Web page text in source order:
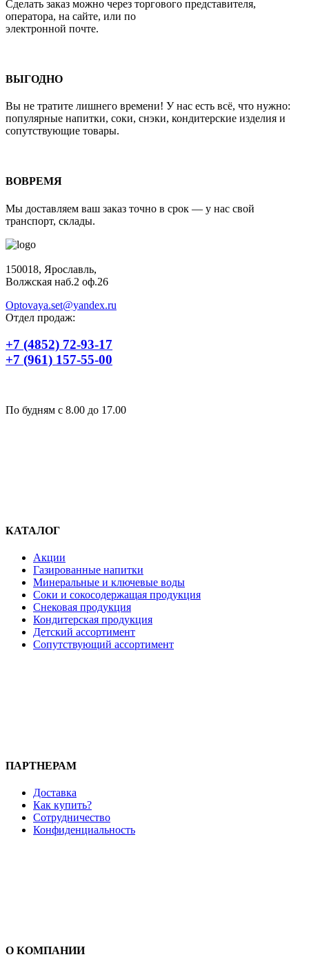
Сделать заказ можно через торгового представителя,
оператора, на сайте, или по
электронной почте.
ВЫГОДНО
Вы не тратите лишнего времени! У нас есть всё, что нужно:
популярные напитки, соки, снэки, кондитерские изделия и
сопутствующие товары.
ВОВРЕМЯ
Мы доставляем ваш заказ точно в срок — у нас свой
транспорт, склады.
150018, Ярославль,
Волжская наб.2 оф.26
Optovaya.set@yandex.ru
Отдел продаж:
+7 (4852) 72-93-17
+7 (961) 157-55-00
По будням c 8.00 до 17.00
КАТАЛОГ
Акции
Газированные напитки
Минеральные и ключевые воды
Соки и сокосодержащая продукция
Снековая продукция
Кондитерская продукция
Детский ассортимент
Сопутствующий ассортимент
ПАРТНЕРАМ
Доставка
Как купить?
Сотрудничество
Конфиденциальность
О КОМПАНИИ